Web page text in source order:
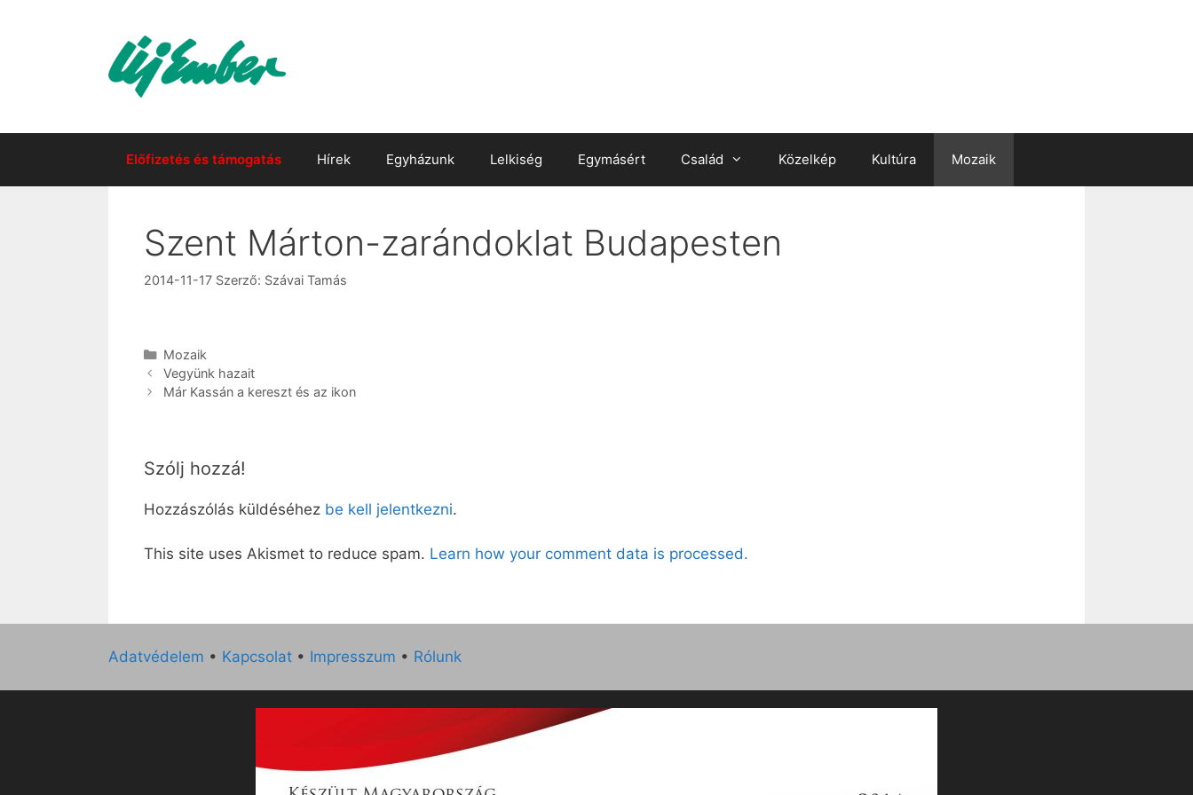
Előfizetés és támogatás Hírek Egyházunk Lelkiség Egymásért Család Közelkép Kultúra Mozaik
Szent Márton-zarándoklat Budapesten
2014-11-17 Szerző: Szávai Tamás
Kategória
Mozaik
Vegyünk hazait
Már Kassán a kereszt és az ikon
Szólj hozzá!
Hozzászólás küldéséhez be kell jelentkezni.
This site uses Akismet to reduce spam. Learn how your comment data is processed.
Adatvédelem • Kapcsolat • Impresszum • Rólunk